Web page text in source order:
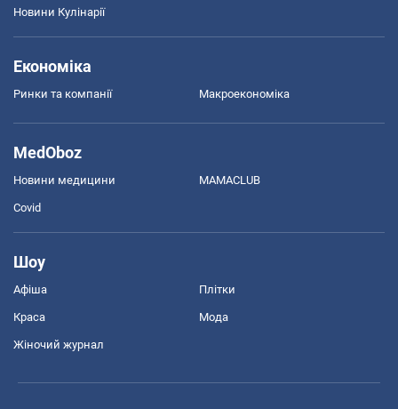
Новини Кулінарії
Економіка
Ринки та компанії Макроекономіка
MedOboz
Новини медицини MAMACLUB
Covid
Шоу
Афіша Плітки
Краса Мода
Жіночий журнал